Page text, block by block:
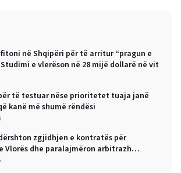
në Shqipëri për të arritur “pragun e
e vlerëson në 28 mijë dollarë në vit
të testuar nëse prioritetet tuaja janë
kanë më shumë rëndësi
zgjidhjen e kontratës për
Vlorës dhe paralajmëron arbitrazh